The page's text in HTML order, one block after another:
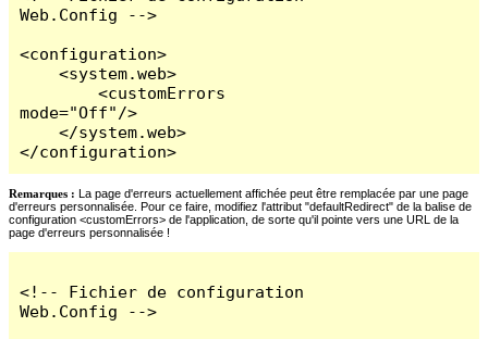
Web.Config -->
<configuration>
    <system.web>
        <customErrors
mode="Off"/>
    </system.web>
</configuration>
Remarques : La page d'erreurs actuellement affichée peut être remplacée par une page
d'erreurs personnalisée. Pour ce faire, modifiez l'attribut "defaultRedirect" de la balise de
configuration <customErrors> de l'application, de sorte qu'il pointe vers une URL de la
page d'erreurs personnalisée !
<!-- Fichier de configuration
Web.Config -->